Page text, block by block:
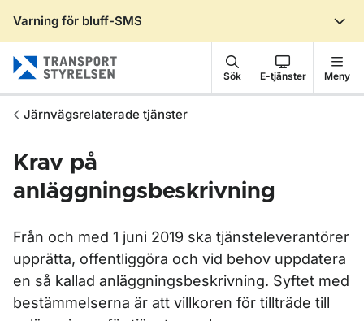
Varning för bluff-SMS
Sök E-tjänster Meny
Järnvägsrelaterade tjänster
Krav på
anläggningsbeskrivning
Från och med 1 juni 2019 ska tjänsteleverantörer
upprätta, offentliggöra och vid behov uppdatera
en så kallad anläggningsbeskrivning. Syftet med
bestämmelserna är att villkoren för tillträde till